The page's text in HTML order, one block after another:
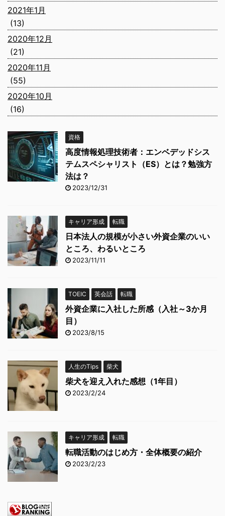
2021年1月
(13)
2020年12月
(21)
2020年11月
(55)
2020年10月
(16)
資格
高度情報処理技術者：エンベデッドシス
テムスペシャリスト（ES）とは？勉強方
法は？
2023/12/31
キャリア形成 転職
日本法人の規模が小さい外資企業のいい
ところ、わるいところ
2023/11/11
TOEIC 英会話 転職
外資企業に入社した所感（入社～3か月
目）
2023/8/15
人生のTips 柴犬
柴犬を迎え入れた感想（1年目）
2023/2/24
キャリア形成 転職
転職活動のはじめ方・全体概要の紹介
2023/2/23